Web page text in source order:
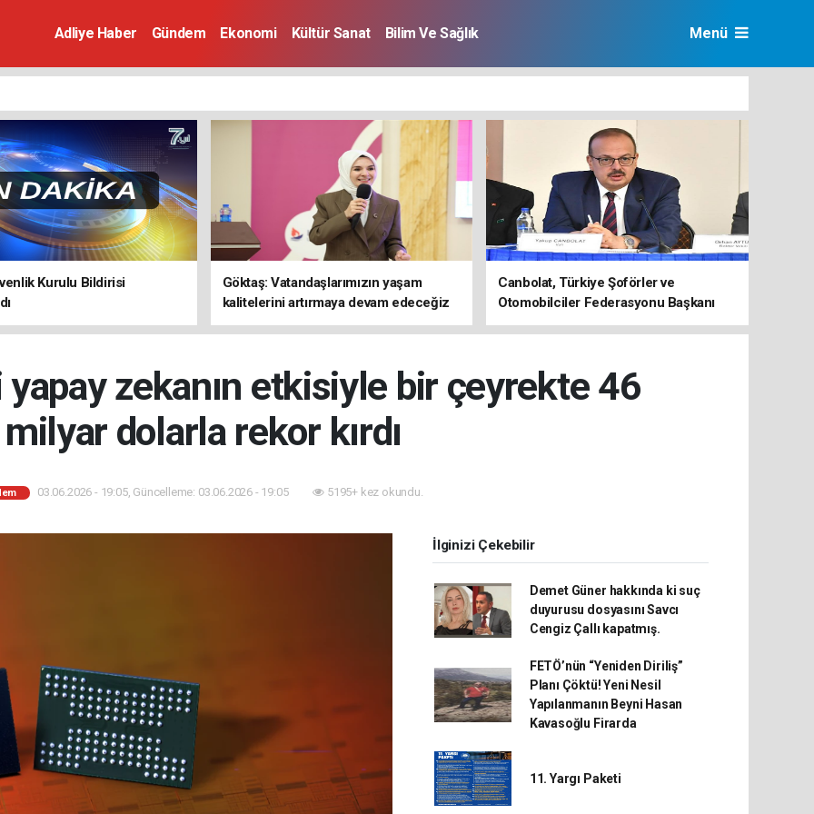
Adliye Haber Gündem Ekonomi Kültür Sanat Bilim Ve Sağlık Menü
Kurulu Bildirisi
Göktaş: Vatandaşlarımızın yaşam
kalitelerini artırmaya devam edeceğiz
Canbolat, Türkiye Şoförler ve
Otomobilciler Federasyonu Başkanı
Yiğiner ile görüştü
zekanın etkisiyle bir çeyrekte 46
milyar dolarla rekor kırdı
03.06.2026 - 19:05, Güncelleme: 03.06.2026 - 19:05 5195+ kez okundu.
İlginizi Çekebilir
Demet Güner hakkında ki suç
duyurusu dosyasını Savcı
Cengiz Çallı kapatmış.
FETÖ’nün “Yeniden Diriliş”
Planı Çöktü! Yeni Nesil
Yapılanmanın Beyni Hasan
Kavasoğlu Firarda
11. Yargı Paketi